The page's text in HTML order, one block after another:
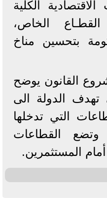
الكلية
الخاص،
بتحسين مناخ
القانون يوضح
تهدف الدولة الى
التي تدخلها
وتضع القطاعات
المستثمرين.